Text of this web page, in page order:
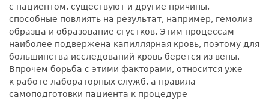
с пациентом, существуют и другие причины,
способные повлиять на результат, например, гемолиз
образца и образование сгустков. Этим процессам
наиболее подвержена капиллярная кровь, поэтому для
большинства исследований кровь берется из вены.
Впрочем борьба с этими факторами, относится уже
к работе лабораторных служб, а правила
самоподготовки пациента к процедуре